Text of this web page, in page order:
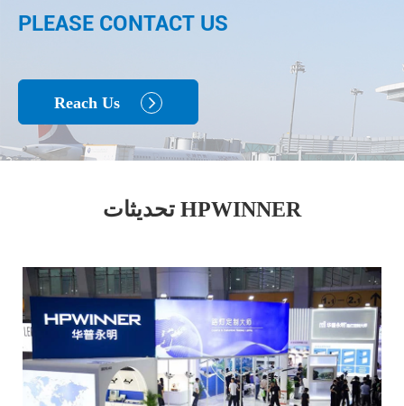
PLEASE CONTACT US
Reach Us 
تحديثات HPWINNER